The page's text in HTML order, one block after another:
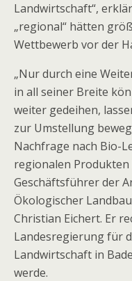
Landwirtschaft“,
„regional“ hätten
Wettbewerb vor der
„Nur durch eine
in all seiner Breite
weiter gedeihen,
zur Umstellung
Nachfrage nach Bio-
regionalen Produkten
Geschäftsführer der
Ökologischer
Christian Eichert. Er
Landesregierung für
Landwirtschaft in
werde.